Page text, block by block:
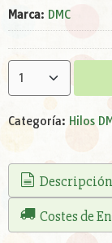
Marca: DMC
Categoría: Hilos
Descripción
Costes de